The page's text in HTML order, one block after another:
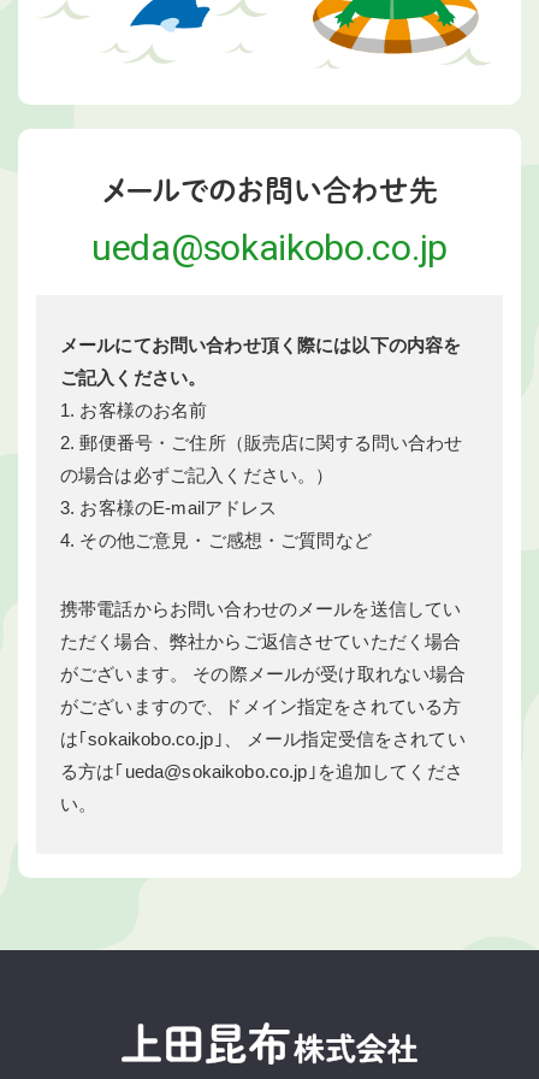
メールでのお問い合わせ先
ueda@sokaikobo.co.jp
メールにてお問い合わせ頂く際には以下の内容を
ご記入ください。
1. お客様のお名前
2. 郵便番号・ご住所（販売店に関する問い合わせ
の場合は必ずご記入ください。）
3. お客様のE-mailアドレス
4. その他ご意見・ご感想・ご質問など
携帯電話からお問い合わせのメールを送信してい
ただく場合、弊社からご返信させていただく場合
がございます。 その際メールが受け取れない場合
がございますので、ドメイン指定をされている方
は｢sokaikobo.co.jp｣、 メール指定受信をされてい
る方は｢ueda@sokaikobo.co.jp｣を追加してくださ
い。